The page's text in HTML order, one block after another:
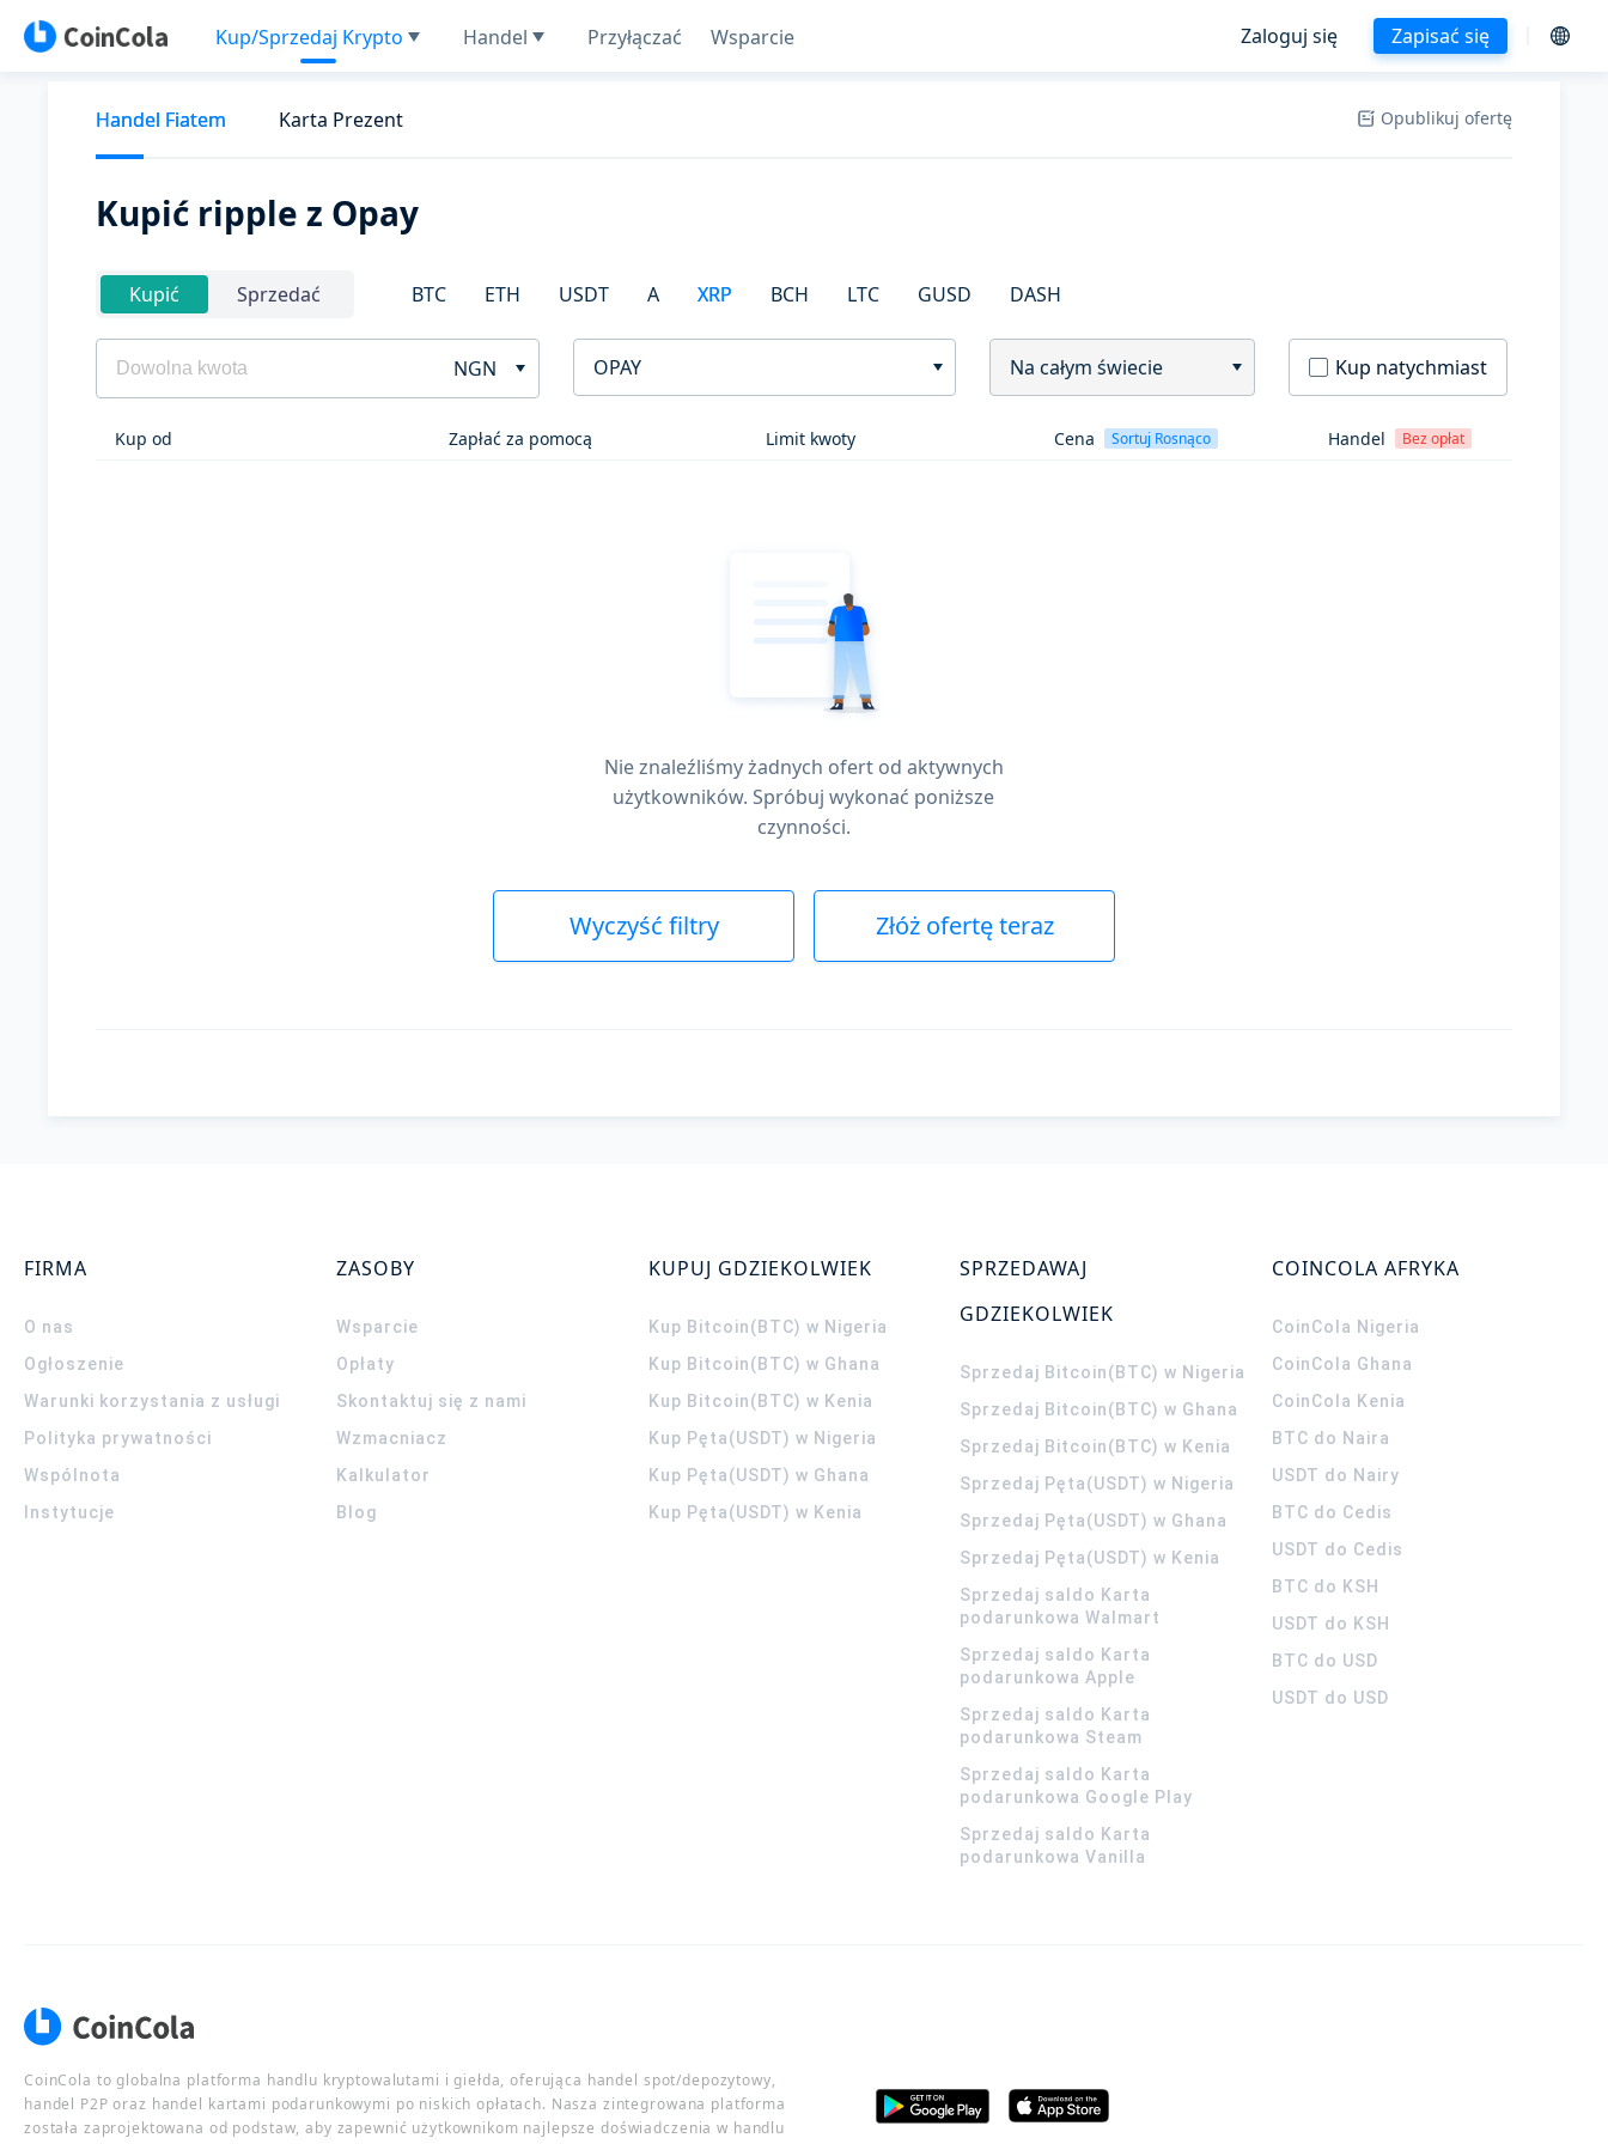
Kup/Sprzedaj Krypto Handel Przyłączać Wsparcie Zaloguj się Zapisać się
Handel Fiatem Karta Prezent Opublikuj ofertę
Kupić ripple z Opay
Kupić Sprzedać BTC ETH USDT A XRP BCH LTC GUSD DASH
NGN OPAY Na całym świecie Kup natychmiast
Kup od Zapłać za pomocą Limit kwoty Cena Sortuj Rosnąco Handel Bez opłat
Nie znaleźliśmy żadnych ofert od aktywnych
użytkowników. Spróbuj wykonać poniższe
czynności.
Wyczyść filtry Złóż ofertę teraz
FIRMA
O nas
Ogłoszenie
Warunki korzystania z usługi
Polityka prywatności
Wspólnota
Instytucje
ZASOBY
Wsparcie
Opłaty
Skontaktuj się z nami
Wzmacniacz
Kalkulator
Blog
KUPUJ GDZIEKOLWIEK
Kup Bitcoin(BTC) w Nigeria
Kup Bitcoin(BTC) w Ghana
Kup Bitcoin(BTC) w Kenia
Kup Pęta(USDT) w Nigeria
Kup Pęta(USDT) w Ghana
Kup Pęta(USDT) w Kenia
SPRZEDAWAJ
GDZIEKOLWIEK
Sprzedaj Bitcoin(BTC) w Nigeria
Sprzedaj Bitcoin(BTC) w Ghana
Sprzedaj Bitcoin(BTC) w Kenia
Sprzedaj Pęta(USDT) w Nigeria
Sprzedaj Pęta(USDT) w Ghana
Sprzedaj Pęta(USDT) w Kenia
Sprzedaj saldo Karta
podarunkowa Walmart
Sprzedaj saldo Karta
podarunkowa Apple
Sprzedaj saldo Karta
podarunkowa Steam
Sprzedaj saldo Karta
podarunkowa Google Play
Sprzedaj saldo Karta
podarunkowa Vanilla
COINCOLA AFRYKA
CoinCola Nigeria
CoinCola Ghana
CoinCola Kenia
BTC do Naira
USDT do Nairy
BTC do Cedis
USDT do Cedis
BTC do KSH
USDT do KSH
BTC do USD
USDT do USD
CoinCola to globalna platforma handlu kryptowalutami i giełda, oferująca handel spot/depozytowy,
handel P2P oraz handel kartami podarunkowymi po niskich opłatach. Nasza zintegrowana platforma
została zaprojektowana od podstaw, aby zapewnić użytkownikom najlepsze doświadczenia w handlu